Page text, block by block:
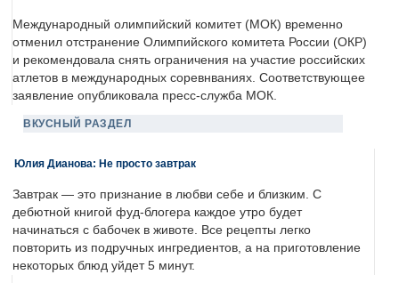
Международный олимпийский комитет (МОК) временно
отменил отстранение Олимпийского комитета России (ОКР)
и рекомендовала снять ограничения на участие российских
атлетов в международных соревнваниях. Соответствующее
заявление опубликовала пресс-служба МОК.
ВКУСНЫЙ РАЗДЕЛ
Юлия Дианова: Не просто завтрак
Завтрак — это признание в любви себе и близким. С
дебютной книгой фуд-блогера каждое утро будет
начинаться с бабочек в животе. Все рецепты легко
повторить из подручных ингредиентов, а на приготовление
некоторых блюд уйдет 5 минут.